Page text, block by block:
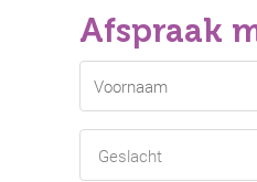
Afspraak
Voornaam